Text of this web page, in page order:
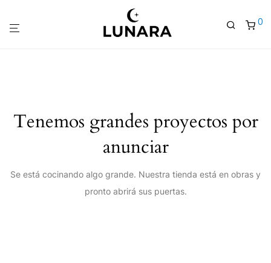
0
Tenemos grandes proyectos por
anunciar
Se está cocinando algo grande. Nuestra tienda está en obras y
pronto abrirá sus puertas.